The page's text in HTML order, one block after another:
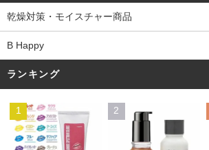
乾燥対策・モイスチャー商品
B Happy
ランキング
1 2